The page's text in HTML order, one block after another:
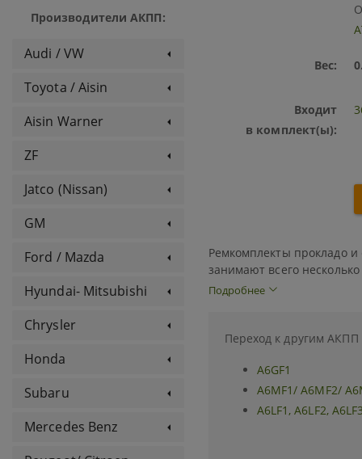
Производители АКПП:
Audi / VW
Toyota / Aisin
Aisin Warner
ZF
Jatco (Nissan)
GM
Ford / Mazda
Hyundai- Mitsubishi
Chrysler
Honda
Subaru
Mercedes Benz
Вес:
Входит
в комплект(ы):
Ремкомплекты прокладо
занимают всего
оверолы от самих
"Оверол Кит" -
автомата. В него входят
которые положено
могут продаваться
В Оверол Кит обычно не
Подробнее
Переход к другим
A6GF1
A6MF1/ A6MF2/
A6LF1, A6LF2,